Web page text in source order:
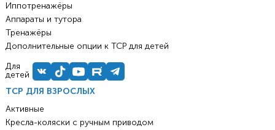
ТСР ДЛЯ ВЗРОСЛЫХ
Активные
Кресла-коляски с ручным приводом
Иппотренажёры
Аппараты и тутора
Тренажёры
Дополнительные опции к ТСР для детей
Для
детей